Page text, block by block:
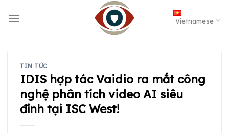
Vietnamese
TIN TỨC
IDIS hợp tác Vaidio ra mắt công
nghệ phân tích video AI siêu
đỉnh tại ISC West!